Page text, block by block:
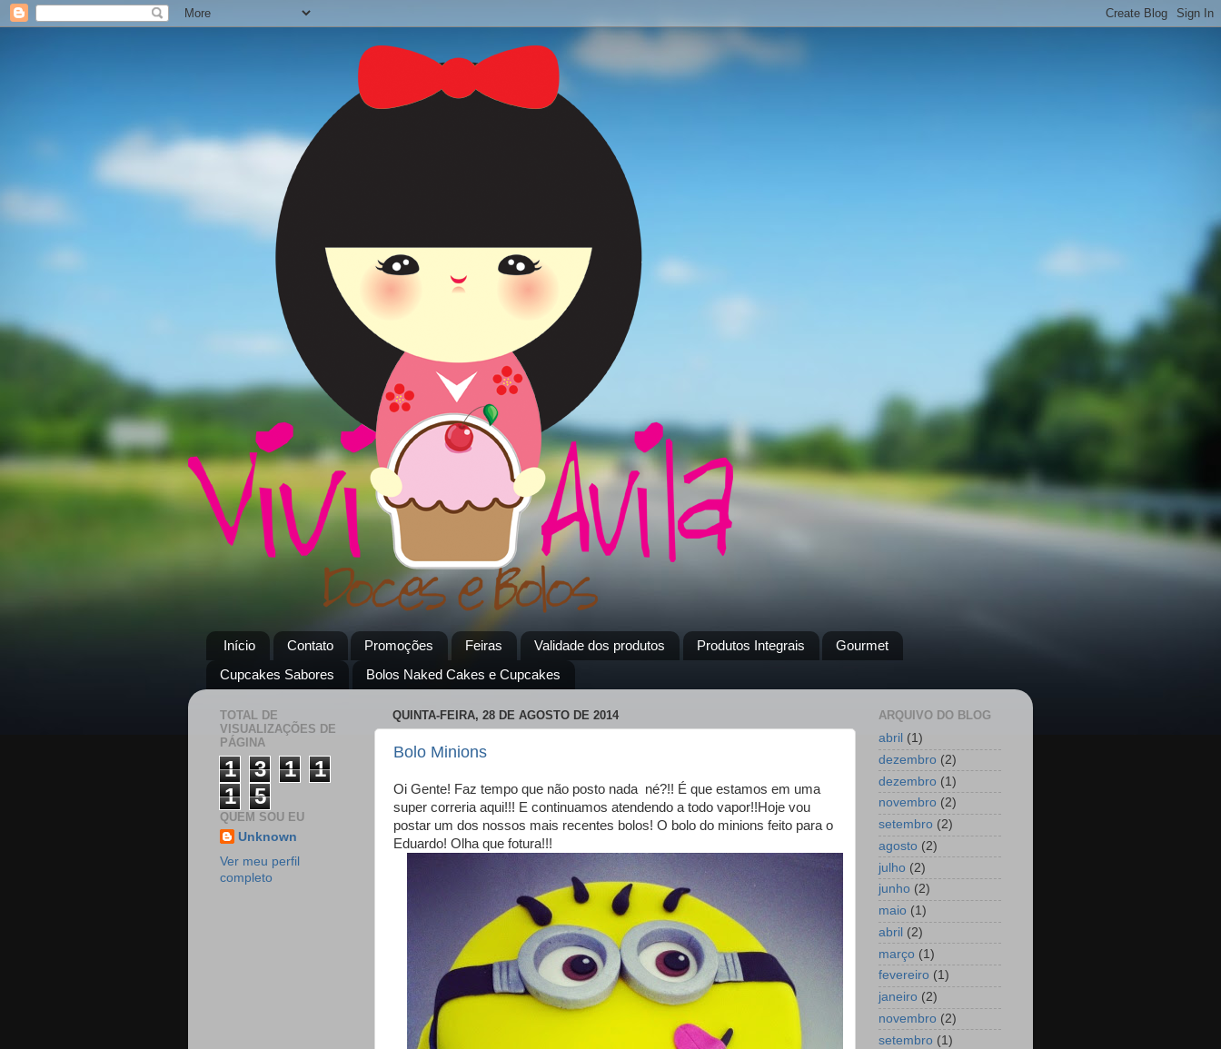
Início Contato Promoções Feiras Validade dos produtos Produtos Integrais
Gourmet
Cupcakes Sabores
Bolos Naked Cakes e Cupcakes
QUINTA-FEIRA, 28 DE AGOSTO DE 2014
Bolo Minions
Oi Gente! Faz tempo que não posto nada né?!! É que estamos em uma
super correria aqui!!! E continuamos atendendo a todo vapor!!Hoje vou
postar um dos nossos mais recentes bolos! O bolo do minions feito para o
Eduardo! Olha que fotura!!!
TOTAL DE
VISUALIZAÇÕES DE
PÁGINA
1 3 1
1
1
5
QUEM SOU EU
Unknown
Ver meu perfil
completo
ARQUIVO DO BLOG
abril (1)
dezembro (2)
dezembro (1)
novembro (2)
setembro (2)
agosto (2)
julho (2)
junho (2)
maio (1)
abril (2)
março (1)
fevereiro (1)
janeiro (2)
novembro (2)
setembro (1)